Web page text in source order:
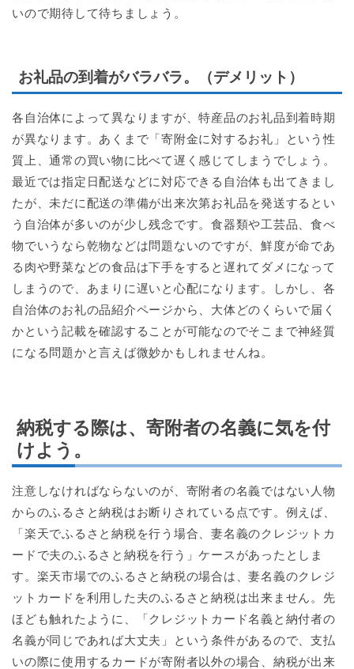
いので期待して待ちましょう。
お礼品の到着がバラバラ。（デメリット）
各自治体によって異なりますが、特産品のお礼品到着時期
が異なります。あくまで「寄附金に対するお礼」という性
質上、通常の買い物に比べて遅く感じてしまうでしょう。
最近では指定日配送などに対応できる自治体も出てきまし
たが、未だに配送の準備が出来次第お礼品を発送するとい
う自治体が多いのが少し残念です。食器類や工芸品、食べ
物でいうなら乾物などは問題ないのですが、鮮度が命であ
る肉や野菜などの食品は下手をすると遅れてダメになって
しまうので、あまりに遅いと心配になります。しかし、各
自治体のお礼の品紹介ページから、大体どのくらいで届く
かという記載を確認することが可能なのでそこまで神経質
になる問題かと言えば微妙かもしれませんね。
納税する際は、寄附者の名義に気を付
けよう。
注意しなければならないのが、寄附者の名義ではない人物
からのふるさと納税はお断りされている点です。例えば、
「楽天でふるさと納税を行う場合、妻名義のクレジットカ
ードで夫のふるさと納税を行う」ケースがあったとしま
す。楽天市場でのふるさと納税の場合は、妻名義のクレジ
ットカードを利用した夫のふるさと納税は出来ません。先
ほども触れたように、「クレジットカード名義と納付者の
名義が同じであれば大丈夫」という条件があるので、支払
いの際に使用するカードが寄附者以外の場合、納税が出来